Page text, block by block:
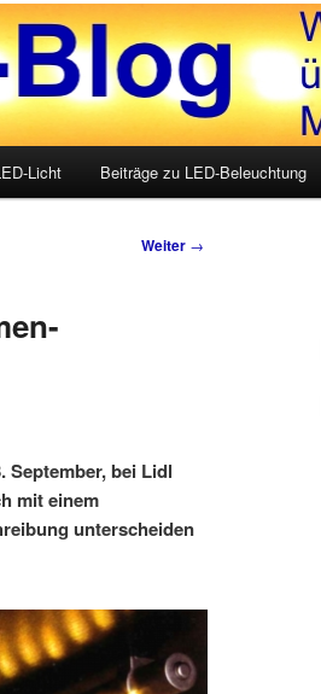
Licht Beiträge zu LED-Beleuchtung
Weiter →
September, bei Lidl
mit einem
unterscheiden